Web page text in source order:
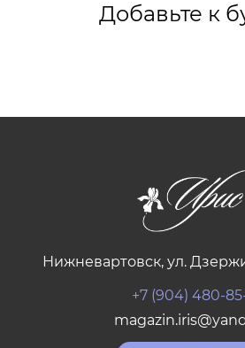
Добавьте к
Нижневартовск, ул.
+7 (904) 480-